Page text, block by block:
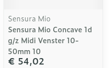
Sensura Mio
Sensura Mio Concave 1d
g/z Midi Venster 10-
50mm 10
€ 54,02